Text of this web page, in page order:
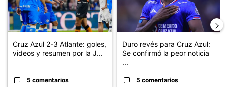
Cruz Azul 2-3 Atlante: goles,
videos y resumen por la J...
5 comentarios
Duro revés para Cruz Azul:
Se confirmó la peor noticia
...
5 comentarios